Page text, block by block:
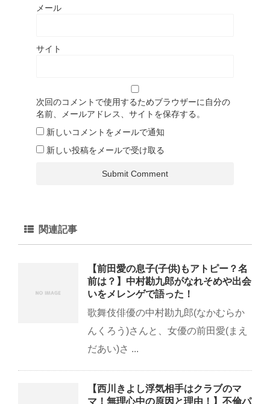
メール
サイト
次回のコメントで使用するためブラウザーに自分の
名前、メールアドレス、サイトを保存する。
新しいコメントをメールで通知
新しい投稿をメールで受け取る
関連記事
【前田愛の息子(子供)もアトピー？名
前は？】中村勘九郎がなれそめや出会
いをメレンゲで語った！
歌舞伎俳優の中村勘九郎(なかむらか
んくろう)さんと、女優の前田愛(まえ
だあい)さ ...
【西川きよし浮気相手はクラブのマ
マ！無理心中の原因と理由！】不倫パ